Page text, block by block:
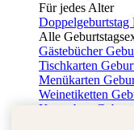
Für jedes Alter
Doppelgeburtstag
Alle
Gästebücher
Tischkarten
Menükarten
Weinetiketten
Kartenbox